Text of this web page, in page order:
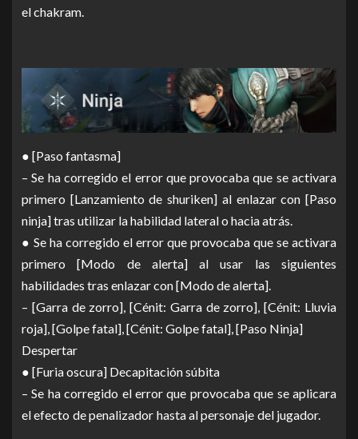
el chakram.
● [Paso fantasma]
– Se ha corregido el error que provocaba que se activara
primero [Lanzamiento de shuriken] al enlazar con [Paso
ninja] tras utilizar la habilidad lateral o hacia atrás.
● Se ha corregido el error que provocaba que se activara
primero [Modo de alerta] al usar las siguientes
habilidades tras enlazar con [Modo de alerta].
– [Garra de zorro], [Cénit: Garra de zorro], [Cénit: Lluvia
roja], [Golpe fatal], [Cénit: Golpe fatal], [Paso Ninja]
Despertar
● [Furia oscura] Decapitación súbita
– Se ha corregido el error que provocaba que se aplicara
el efecto de penalizador hasta al personaje del jugador.